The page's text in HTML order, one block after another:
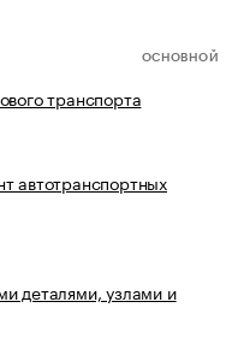
ОСНОВНОЙ
транспорта
автотранспортных
деталями, узлами и